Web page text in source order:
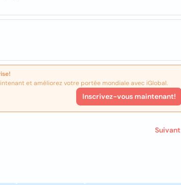
et améliorez votre portée mondiale avec iGlobal.
Inscrivez-vous maintenant!
Suivant